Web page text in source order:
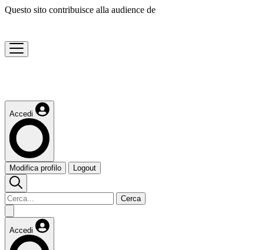
Questo sito contribuisce alla audience de
Accedi
Modifica profilo Logout
Cerca
Accedi